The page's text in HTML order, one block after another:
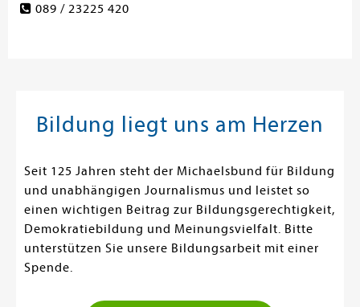
089 / 23225 420
Bildung liegt uns am Herzen
Seit 125 Jahren steht der Michaelsbund für Bildung
und unabhängigen Journalismus und leistet so
einen wichtigen Beitrag zur Bildungsgerechtigkeit,
Demokratiebildung und Meinungsvielfalt. Bitte
unterstützen Sie unsere Bildungsarbeit mit einer
Spende.